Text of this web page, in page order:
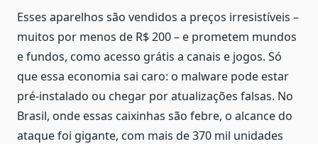
Esses aparelhos são vendidos a preços irresistíveis –
muitos por menos de R$ 200 – e prometem mundos
e fundos, como acesso grátis a canais e jogos. Só
que essa economia sai caro: o malware pode estar
pré-instalado ou chegar por atualizações falsas. No
Brasil, onde essas caixinhas são febre, o alcance do
ataque foi gigante, com mais de 370 mil unidades